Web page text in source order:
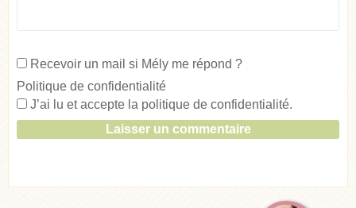
Recevoir un mail si Mély me répond ?
Politique de confidentialité
J’ai lu et accepte la politique de confidentialité.